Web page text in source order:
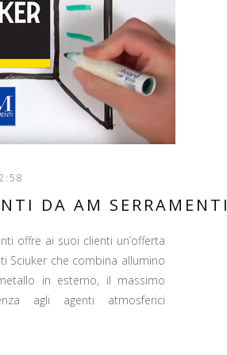
DA AM SERRAMENTI
offre ai suoi clienti un’offerta
Sciuker che combina allumino
in esterno, il massimo
agli agenti atmosferici